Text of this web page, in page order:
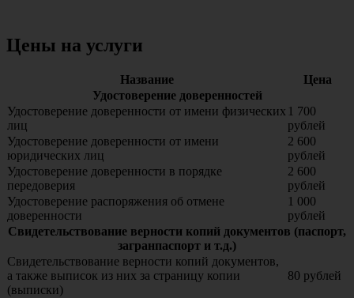
Цены на услуги
Название
Цена
Удостоверение доверенностей
Удостоверение доверенности от имени физических
лиц
1 700
рублей
Удостоверение доверенности от имени
юридических лиц
2 600
рублей
Удостоверение доверенности в порядке
передоверия
2 600
рублей
Удостоверение распоряжения об отмене
доверенности
1 000
рублей
Свидетельствование верности копий документов (паспорт,
загранпаспорт и т.д.)
Свидетельствование верности копий документов,
а также выписок из них за страницу копии
(выписки)
80 рублей